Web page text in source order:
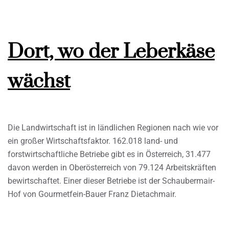
Dort, wo der Leberkäse
wächst
Die Landwirtschaft ist in ländlichen Regionen nach wie vor
ein großer Wirtschaftsfaktor. 162.018 land- und
forstwirtschaftliche Betriebe gibt es in Österreich, 31.477
davon werden in Oberösterreich von 79.124 Arbeitskräften
bewirtschaftet. Einer dieser Betriebe ist der Schaubermair-
Hof von Gourmetfein-Bauer Franz Dietachmair.